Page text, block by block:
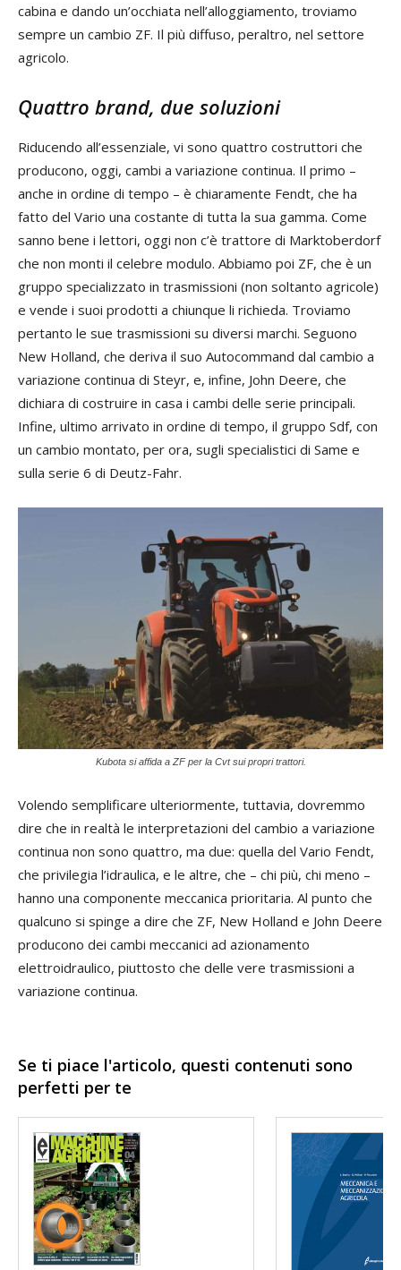
cabina e dando un’occhiata nell’alloggiamento, troviamo
sempre un cambio ZF. Il più diffuso, peraltro, nel settore
agricolo.
Quattro brand, due soluzioni
Riducendo all’essenziale, vi sono quattro costruttori che
producono, oggi, cambi a variazione continua. Il primo –
anche in ordine di tempo – è chiaramente Fendt, che ha
fatto del Vario una costante di tutta la sua gamma. Come
sanno bene i lettori, oggi non c’è trattore di Marktoberdorf
che non monti il celebre modulo. Abbiamo poi ZF, che è un
gruppo specializzato in trasmissioni (non soltanto agricole)
e vende i suoi prodotti a chiunque li richieda. Troviamo
pertanto le sue trasmissioni su diversi marchi. Seguono
New Holland, che deriva il suo Autocommand dal cambio a
variazione continua di Steyr, e, infine, John Deere, che
dichiara di costruire in casa i cambi delle serie principali.
Infine, ultimo arrivato in ordine di tempo, il gruppo Sdf, con
un cambio montato, per ora, sugli specialistici di Same e
sulla serie 6 di Deutz-Fahr.
Kubota si affida a ZF per la Cvt sui propri trattori.
Volendo semplificare ulteriormente, tuttavia, dovremmo
dire che in realtà le interpretazioni del cambio a variazione
continua non sono quattro, ma due: quella del Vario Fendt,
che privilegia l’idraulica, e le altre, che – chi più, chi meno –
hanno una componente meccanica prioritaria. Al punto che
qualcuno si spinge a dire che ZF, New Holland e John Deere
producono dei cambi meccanici ad azionamento
elettroidraulico, piuttosto che delle vere trasmissioni a
variazione continua.
Se ti piace l'articolo, questi contenuti sono
perfetti per te